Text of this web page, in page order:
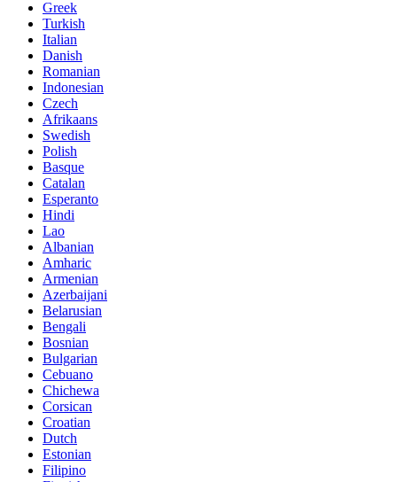
Greek
Turkish
Italian
Danish
Romanian
Indonesian
Czech
Afrikaans
Swedish
Polish
Basque
Catalan
Esperanto
Hindi
Lao
Albanian
Amharic
Armenian
Azerbaijani
Belarusian
Bengali
Bosnian
Bulgarian
Cebuano
Chichewa
Corsican
Croatian
Dutch
Estonian
Filipino